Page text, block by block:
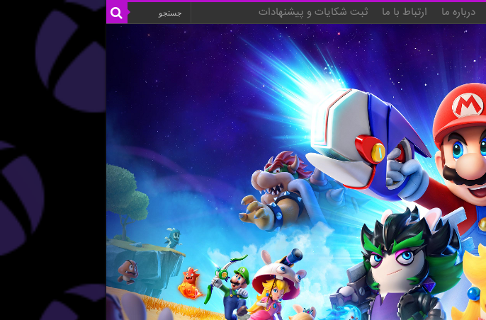
درباره ما ارتباط با ما ثبت شکایات و پیشنهادات